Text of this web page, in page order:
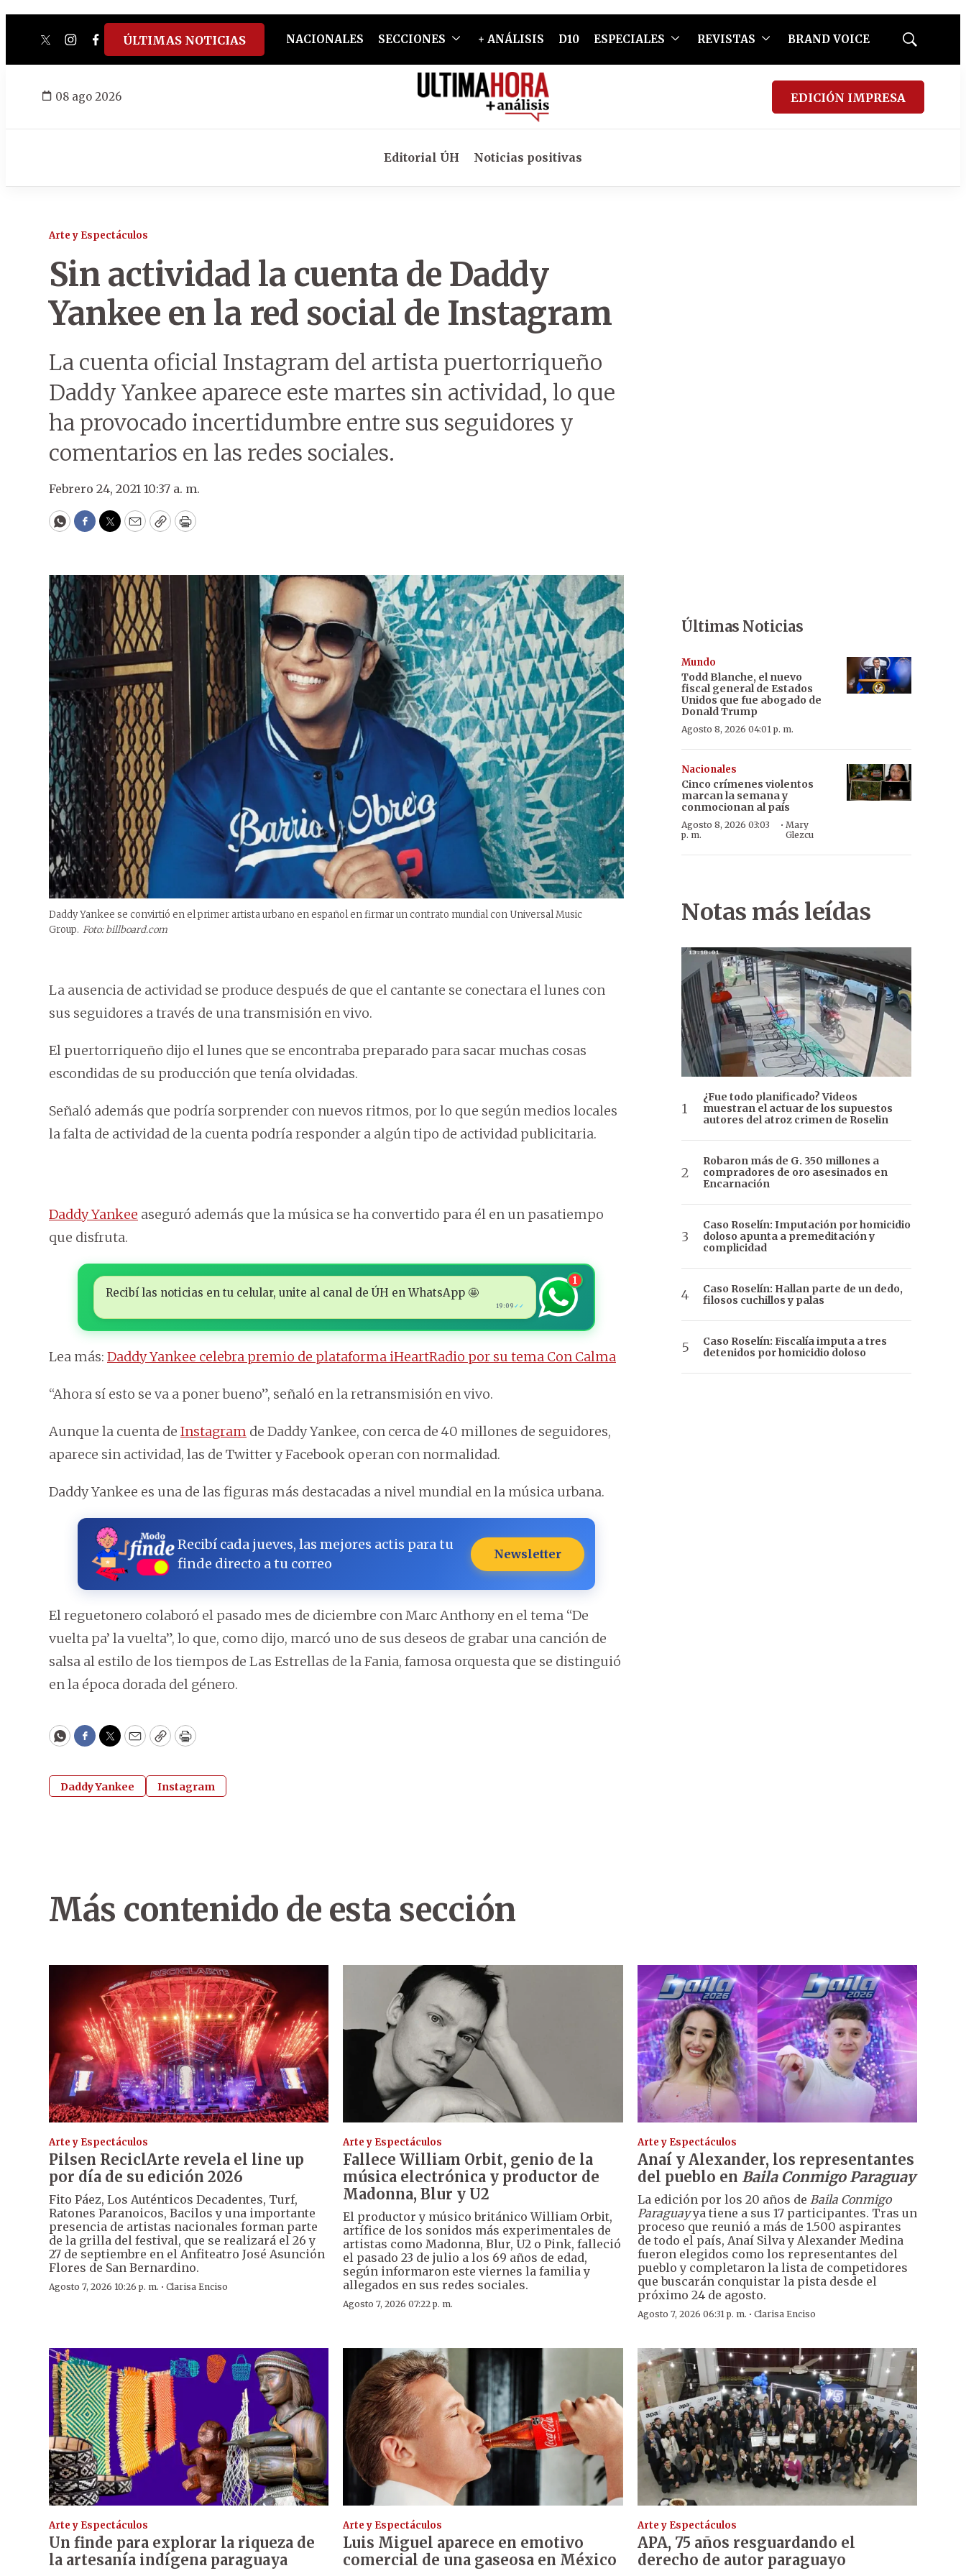
twitterinstagram
facebook
tiktokyoutube
spotify
ÚLTIMAS NOTICIAS NACIONALES SECCIONES + ANÁLISIS D10 ESPECIALES REVISTAS BRAND VOICE
Mostrar
08 ago 2026 EDICIÓN IMPRESA
Editorial ÚH Noticias positivas
Arte y Espectáculos
Sin actividad la cuenta de Daddy
Yankee en la red social de Instagram
La cuenta oficial Instagram del artista puertorriqueño
Daddy Yankee aparece este martes sin actividad, lo que
ha provocado incertidumbre entre sus seguidores y
comentarios en las redes sociales.
Febrero 24, 2021 10:37 a. m.
WhatsApp
Facebook
Twitter
EmailCopyPrint
Daddy Yankee se convirtió en el primer artista urbano en español en firmar un contrato mundial con Universal Music
Group. Foto: billboard.com
La ausencia de actividad se produce después de que el cantante se conectara el lunes con
sus seguidores a través de una transmisión en vivo.
El puertorriqueño dijo el lunes que se encontraba preparado para sacar muchas cosas
escondidas de su producción que tenía olvidadas.
Señaló además que podría sorprender con nuevos ritmos, por lo que según medios locales
la falta de actividad de la cuenta podría responder a algún tipo de actividad publicitaria.
Daddy Yankee aseguró además que la música se ha convertido para él en un pasatiempo
que disfruta.
Recibí las noticias en tu celular, unite al canal de ÚH en WhatsApp 🤩
19:09 ✓✓
1
Lea más: Daddy Yankee celebra premio de plataforma iHeartRadio por su tema Con Calma
“Ahora sí esto se va a poner bueno”, señaló en la retransmisión en vivo.
Aunque la cuenta de Instagram de Daddy Yankee, con cerca de 40 millones de seguidores,
aparece sin actividad, las de Twitter y Facebook operan con normalidad.
Daddy Yankee es una de las figuras más destacadas a nivel mundial en la música urbana.
Recibí cada jueves, las mejores actis para tu
finde directo a tu correo
Newsletter
El reguetonero colaboró el pasado mes de diciembre con Marc Anthony en el tema “De
vuelta pa’ la vuelta”, lo que, como dijo, marcó uno de sus deseos de grabar una canción de
salsa al estilo de los tiempos de Las Estrellas de la Fania, famosa orquesta que se distinguió
en la época dorada del género.
WhatsApp
Facebook
Twitter
EmailCopyPrint
Daddy Yankee Instagram
Últimas Noticias
Mundo
Todd Blanche, el nuevo
fiscal general de Estados
Unidos que fue abogado de
Donald Trump
Agosto 8, 2026 04:01 p. m.
Nacionales
Cinco crímenes violentos
marcan la semana y
conmocionan al país
Agosto 8, 2026 03:03
p. m.
·Mary
Glezcu
Notas más leídas
¿Fue todo planificado? Videos
muestran el actuar de los supuestos
autores del atroz crimen de Roselin
Robaron más de G. 350 millones a
compradores de oro asesinados en
Encarnación
Caso Roselín: Imputación por homicidio
doloso apunta a premeditación y
complicidad
Caso Roselín: Hallan parte de un dedo,
filosos cuchillos y palas
Caso Roselín: Fiscalía imputa a tres
detenidos por homicidio doloso
Más contenido de esta sección
Arte y Espectáculos
Pilsen ReciclArte revela el line up
por día de su edición 2026
Fito Páez, Los Auténticos Decadentes, Turf,
Ratones Paranoicos, Bacilos y una importante
presencia de artistas nacionales forman parte
de la grilla del festival, que se realizará el 26 y
27 de septiembre en el Anfiteatro José Asunción
Flores de San Bernardino.
Agosto 7, 2026 10:26 p. m. · Clarisa Enciso
Arte y Espectáculos
Fallece William Orbit, genio de la
música electrónica y productor de
Madonna, Blur y U2
El productor y músico británico William Orbit,
artífice de los sonidos más experimentales de
artistas como Madonna, Blur, U2 o Pink, falleció
el pasado 23 de julio a los 69 años de edad,
según informaron este viernes la familia y
allegados en sus redes sociales.
Agosto 7, 2026 07:22 p. m.
Arte y Espectáculos
Anaí y Alexander, los representantes
del pueblo en Baila Conmigo Paraguay
La edición por los 20 años de Baila Conmigo
Paraguayya tiene a sus 17 participantes. Tras un
proceso que reunió a más de 1.500 aspirantes
de todo el país, Anaí Silva y Alexander Medina
fueron elegidos como los representantes del
pueblo y completaron la lista de competidores
que buscarán conquistar la pista desde el
próximo 24 de agosto.
Agosto 7, 2026 06:31 p. m. · Clarisa Enciso
Arte y Espectáculos
Un finde para explorar la riqueza de
la artesanía indígena paraguaya
Arte y Espectáculos
Luis Miguel aparece en emotivo
comercial de una gaseosa en México
Arte y Espectáculos
APA, 75 años resguardando el
derecho de autor paraguayo